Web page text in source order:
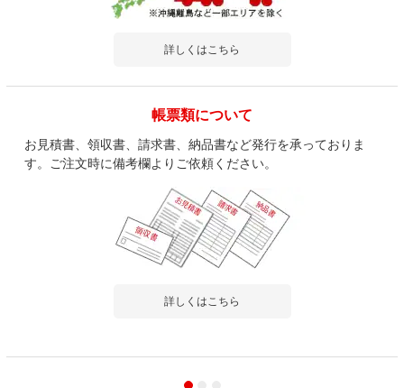
詳しくはこちら
帳票類について
お見積書、領収書、請求書、納品書など発行を承っておりま
す。ご注文時に備考欄よりご依頼ください。
詳しくはこちら